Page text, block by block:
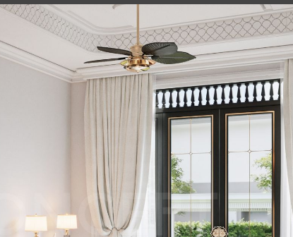
LỜI CẢM ƠN
quý khách đã để lại thông tin.
liên hệ lại trong thời gian sớm nhất